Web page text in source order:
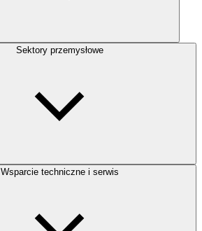
Sektory przemysłowe
Wsparcie techniczne i serwis